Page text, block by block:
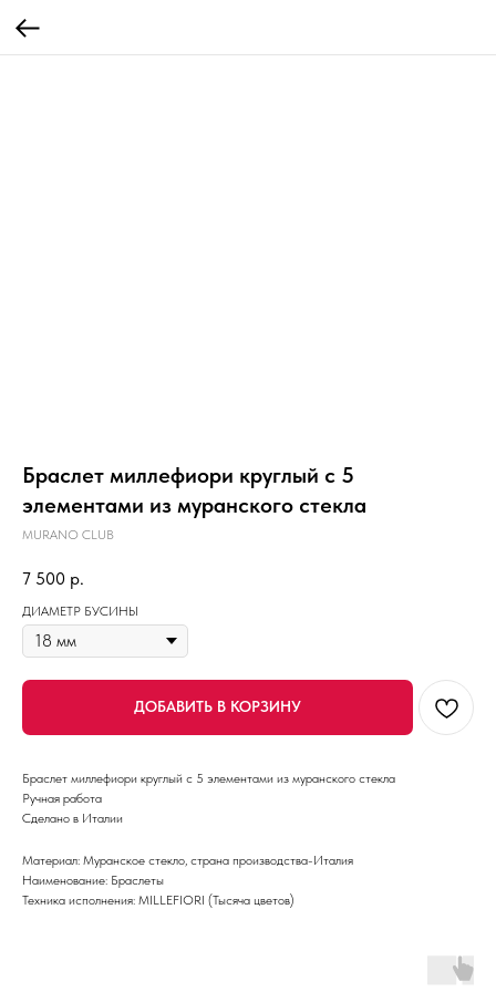
Браслет миллефиори круглый с 5
элементами из муранского стекла
MURANO CLUB
7 500 р.
ДИАМЕТР БУСИНЫ
ДОБАВИТЬ В КОРЗИНУ
Браслет миллефиори круглый с 5 элементами из муранского стекла
Ручная работа
Сделано в Италии
Материал: Муранское стекло, страна производства-Италия
Наименование: Браслеты
Техника исполнения: MILLEFIORI (Тысяча цветов)